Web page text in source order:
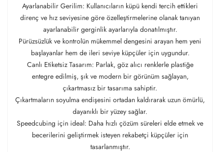
Ayarlanabilir Gerilim: Kullanıcıların küpü kendi tercih ettikleri
direnç ve hız seviyesine göre özelleştirmelerine olanak tanıyan
ayarlanabilir gerginlik ayarlarıyla donatılmıştır.
Pürüzsüzlük ve kontrolün mükemmel dengesini arayan hem yeni
başlayanlar hem de ileri seviye küpçüler için uygundur.
Canlı Etiketsiz Tasarım: Parlak, göz alıcı renklerle plastiğe
entegre edilmiş, şık ve modern bir görünüm sağlayan,
çıkartmasız bir tasarıma sahiptir.
Çıkartmaların soyulma endişesini ortadan kaldırarak uzun ömürlü,
dayanıklı bir yüzey sağlar.
Speedcubing için ideal: Daha hızlı çözüm süreleri elde etmek ve
becerilerini geliştirmek isteyen rekabetçi küpçüler için
tasarlanmıştır.